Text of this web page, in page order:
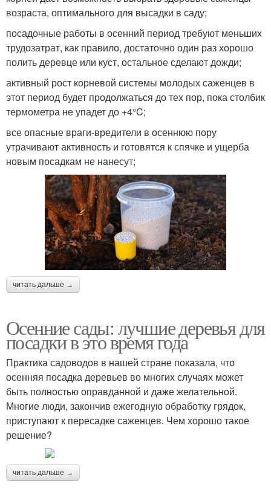
возраста, оптимального для высадки в саду;
посадочные работы в осенний период требуют меньших
трудозатрат, как правило, достаточно один раз хорошо
полить деревце или куст, остальное сделают дожди;
активный рост корневой системы молодых саженцев в
этот период будет продолжаться до тех пор, пока столбик
термометра не упадет до +4°C;
все опасные враги-вредители в осеннюю пору
утрачивают активность и готовятся к спячке и ущерба
новым посадкам не нанесут;
читать дальше →
Осенние сады: лучшие деревья для
посадки в это время года
Практика садоводов в нашей стране показала, что
осенняя посадка деревьев во многих случаях может
быть полностью оправданной и даже желательной.
Многие люди, закончив ежегодную обработку грядок,
приступают к пересадке саженцев. Чем хорошо такое
решение?
читать дальше →